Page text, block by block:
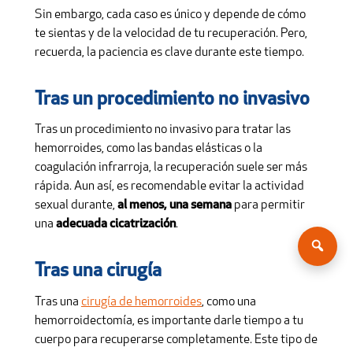
Sin embargo, cada caso es único y depende de cómo
te sientas y de la velocidad de tu recuperación. Pero,
recuerda, la paciencia es clave durante este tiempo.
Tras un procedimiento no invasivo
Tras un procedimiento no invasivo para tratar las
hemorroides, como las bandas elásticas o la
coagulación infrarroja, la recuperación suele ser más
rápida. Aun así, es recomendable evitar la actividad
sexual durante, al menos, una semana para permitir
una adecuada cicatrización.
Tras una cirugía
Tras una cirugía de hemorroides, como una
hemorroidectomía, es importante darle tiempo a tu
cuerpo para recuperarse completamente. Este tipo de